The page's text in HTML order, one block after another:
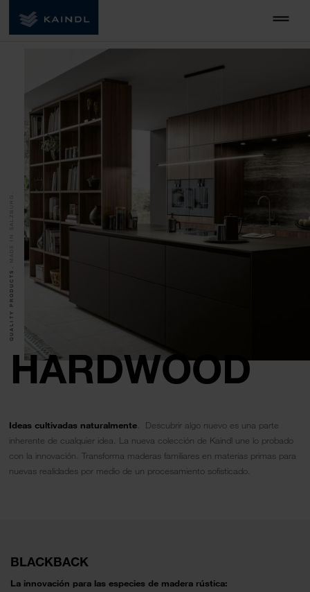
HARDWOOD
QUALITY PRODUCTS.
MADE IN SALZBURG.
Ideas cultivadas naturalmente . Descubrir algo nuevo es una parte
inherente de cualquier idea. La nueva colección de Kaindl une lo probado
con la innovación. Transforma maderas familiares en materias primas para
nuevas realidades por medio de un procesamiento sofisticado.
BLACKBACK
La innovación para las especies de madera rústica: